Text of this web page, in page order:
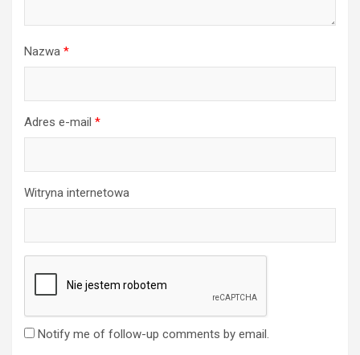
Nazwa *
Adres e-mail *
Witryna internetowa
Notify me of follow-up comments by email.